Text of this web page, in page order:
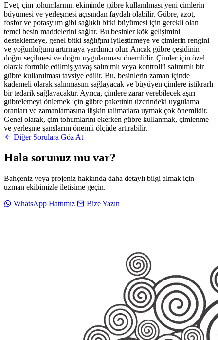
Evet, çim tohumlarının ekiminde gübre kullanılması yeni çimlerin
büyümesi ve yerleşmesi açısından faydalı olabilir. Gübre, azot,
fosfor ve potasyum gibi sağlıklı bitki büyümesi için gerekli olan
temel besin maddelerini sağlar. Bu besinler kök gelişimini
desteklemeye, genel bitki sağlığını iyileştirmeye ve çimlerin rengini
ve yoğunluğunu artırmaya yardımcı olur. Ancak gübre çeşidinin
doğru seçilmesi ve doğru uygulanması önemlidir. Çimler için özel
olarak formüle edilmiş yavaş salınımlı veya kontrollü salınımlı bir
gübre kullanılması tavsiye edilir. Bu, besinlerin zaman içinde
kademeli olarak salınmasını sağlayacak ve büyüyen çimlere istikrarlı
bir tedarik sağlayacaktır. Ayrıca, çimlere zarar verebilecek aşırı
gübrelemeyi önlemek için gübre paketinin üzerindeki uygulama
oranları ve zamanlamasına ilişkin talimatlara uymak çok önemlidir.
Genel olarak, çim tohumlarını ekerken gübre kullanmak, çimlenme
ve yerleşme şanslarını önemli ölçüde artırabilir.
Diğer Sorulara Göz At
Hala sorunuz mu var?
Bahçeniz veya projeniz hakkında daha detaylı bilgi almak için
uzman ekibimizle iletişime geçin.
WhatsApp Hattımız
Bize Yazın